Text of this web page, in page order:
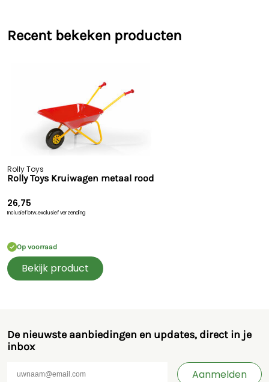
Recent bekeken producten
Rolly Toys
Rolly Toys Kruiwagen metaal rood
26,75
Inclusief btw,exclusief verzending
Op voorraad
Bekijk product
De nieuwste aanbiedingen en updates, direct in je
inbox
Aanmelden